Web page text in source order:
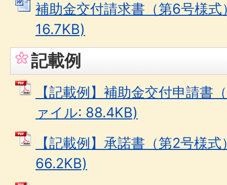
補助金交付請求書（第6号様
16.7KB)
記載例
【記載例】補助金交付申請書
ァイル: 88.4KB)
【記載例】承諾書（第2号様
66.2KB)